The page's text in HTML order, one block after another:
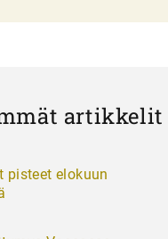
artikkelit
pisteet elokuun